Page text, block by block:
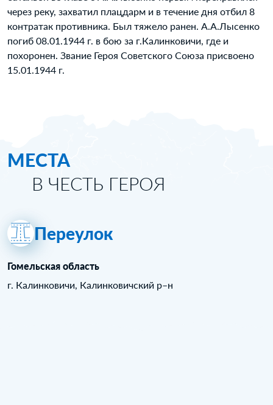
через реку, захватил плацдарм и в течение дня отбил 8
контратак противника. Был тяжело ранен. А.А.Лысенко
погиб 08.01.1944 г. в бою за г.Калинковичи, где и
похоронен. Звание Героя Советского Союза присвоено
15.01.1944 г.
МЕСТА
В ЧЕСТЬ ГЕРОЯ
Переулок
Гомельская область
г. Калинковичи, Калинковичский р–н